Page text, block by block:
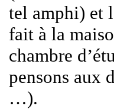
tel amphi) et
fait à la
chambre
pensons aux
…).